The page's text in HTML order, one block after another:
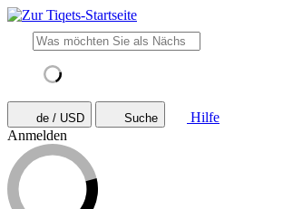
de / USD Suche
Hilfe
Anmelden